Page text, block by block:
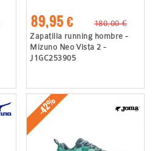
89,95 €
180,00 €
Zapatilla running hombre -
Mizuno Neo Vista 2 -
J1GC253905
-42%